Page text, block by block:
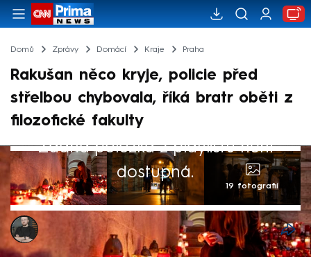
Domů Zprávy Domácí Kraje Praha
Rakušan něco kryje, policie před
střelbou chybovala, říká bratr oběti z
filozofické fakulty
Žádná položka z playlistu není
dostupná.
19 fotografií
Marek Pausz
20. čvn 2024, 08:05